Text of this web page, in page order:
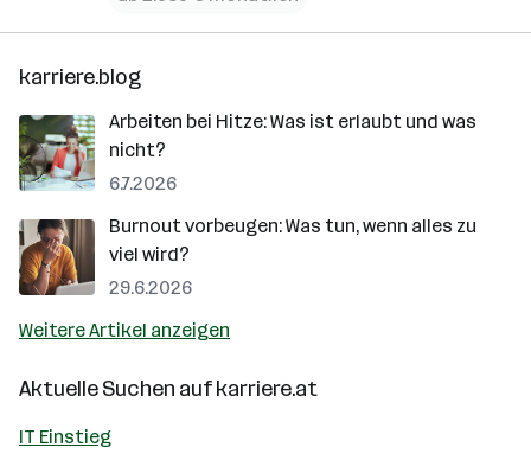
karriere.blog
Arbeiten bei Hitze: Was ist erlaubt und was
nicht?
6.7.2026
Burnout vorbeugen: Was tun, wenn alles zu
viel wird?
29.6.2026
Weitere Artikel anzeigen
Aktuelle Suchen aufkarriere.at
IT Einstieg